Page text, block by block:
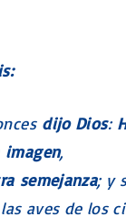
dijo Dios:
imagen,
semejanza; y
aves de los